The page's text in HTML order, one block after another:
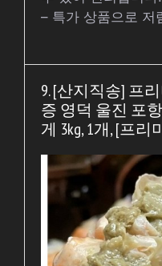
– 특가 상품으로 저
9. [산지직송] 프
증 영덕 울진 포
게 3kg, 1개, [프리